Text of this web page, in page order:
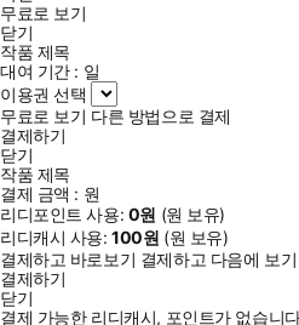
무료로 보기
닫기
작품 제목
대여 기간 : 일
이용권 선택
무료로 보기 다른 방법으로 결제
결제하기
닫기
작품 제목
결제 금액 : 원
리디포인트 사용: 0원 (원 보유)
리디캐시 사용:100원 (원 보유)
결제하고 바로보기 결제하고 다음에 보기
결제하기
닫기
결제 가능한 리디캐시, 포인트가 없습니